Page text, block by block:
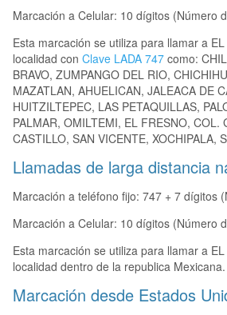
Marcación a Celular: 10 dígitos (Número
Esta marcación se utiliza para llamar a
localidad con Clave LADA 747 como:
BRAVO, ZUMPANGO DEL RIO,
MAZATLAN, AHUELICAN, JALEACA DE
HUITZILTEPEC, LAS PETAQUILLAS,
PALMAR, OMILTEMI, EL FRESNO, COL.
CASTILLO, SAN VICENTE, XOCHIPALA,
Llamadas de larga distancia
Marcación a teléfono fijo: 747 + 7 dígitos
Marcación a Celular: 10 dígitos (Número
Esta marcación se utiliza para llamar a
localidad dentro de la republica Mexicana.
Marcación desde Estados